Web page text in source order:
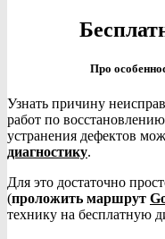
Про
Узнать причину
работ по
устранения дефектов
диагностику.
Для это достаточно
(проложить маршрут
технику на бесплатную